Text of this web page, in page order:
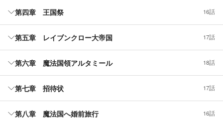
第四章 王国祭 16話
第五章 レイブンクロー大帝国 17話
第六章 魔法国領アルタミール 18話
第七章 招待状 17話
第八章 魔法国へ婚前旅行 16話